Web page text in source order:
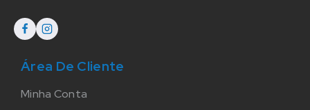
Área De Cliente
Minha Conta